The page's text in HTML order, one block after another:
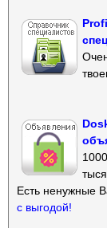
Есть ненужные
с выгодой!